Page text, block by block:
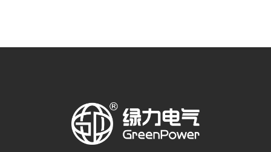
Всеки компонент се произвежда с прецизност, за
да отговаря на строги стандарти за безопасност и